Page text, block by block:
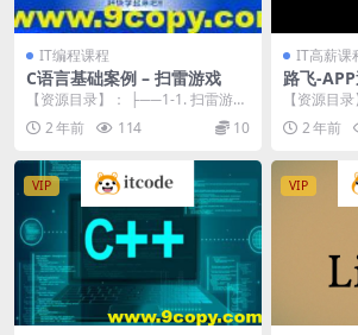
IT编程课程
C语言基础案例 – 扫雷游戏
【资源目录】： ├──1-1. 扫雷游戏
规则介绍-1080P 高清-AVC.mp...
2 年前 114 10
IT高薪课
路飞-
0期
【资源目
──day01-
2 年前
VIP VIP